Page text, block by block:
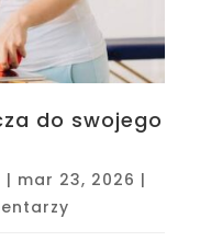
do swojego
| mar 23, 2026 |